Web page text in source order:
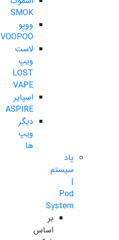
SMOK
ووپو
VOOPOO
لاست
ویپ
LOST
VAPE
اسپایر
ASPIRE
دیگر
ویپ
ها
پاد
سیستم
|
Pod
System
بر
اساس